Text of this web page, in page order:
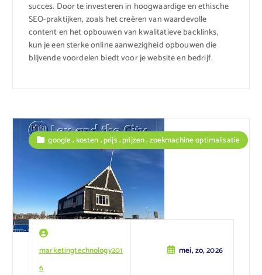
succes. Door te investeren in hoogwaardige en ethische
SEO-praktijken, zoals het creëren van waardevolle
content en het opbouwen van kwalitatieve backlinks,
kun je een sterke online aanwezigheid opbouwen die
blijvende voordelen biedt voor je website en bedrijf.
marketingtechnology201
6
mei, zo, 2026
google, kosten,prijs,prijzen,zoekmachine optimalisatie